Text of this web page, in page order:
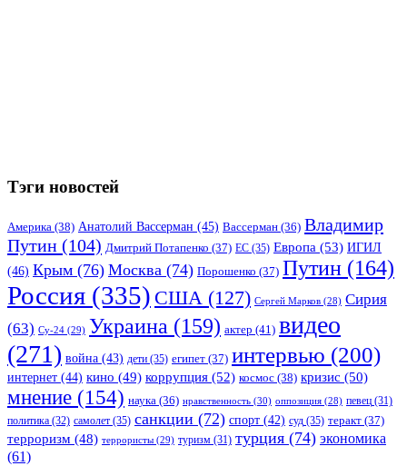
Тэги новостей
Америка (38) Анатолий Вассерман (45) Вассерман (36) Владимир
Путин (104) Дмитрий Потапенко (37) ЕС (35) Европа (53) ИГИЛ
(46) Крым (76) Москва (74) Порошенко (37) Путин (164)
Россия (335) США (127) Сергей Марков (28) Сирия
(63) Су-24 (29) Украина (159) актер (41) видео
(271) война (43) дети (35) египет (37) интервью (200)
интернет (44) кино (49) коррупция (52) космос (38) кризис (50)
мнение (154) наука (36) нравственность (30) оппозиция (28) певец (31)
политика (32) самолет (35) санкции (72) спорт (42) суд (35) теракт (37)
терроризм (48) террористы (29) туризм (31) турция (74) экономика
(61)